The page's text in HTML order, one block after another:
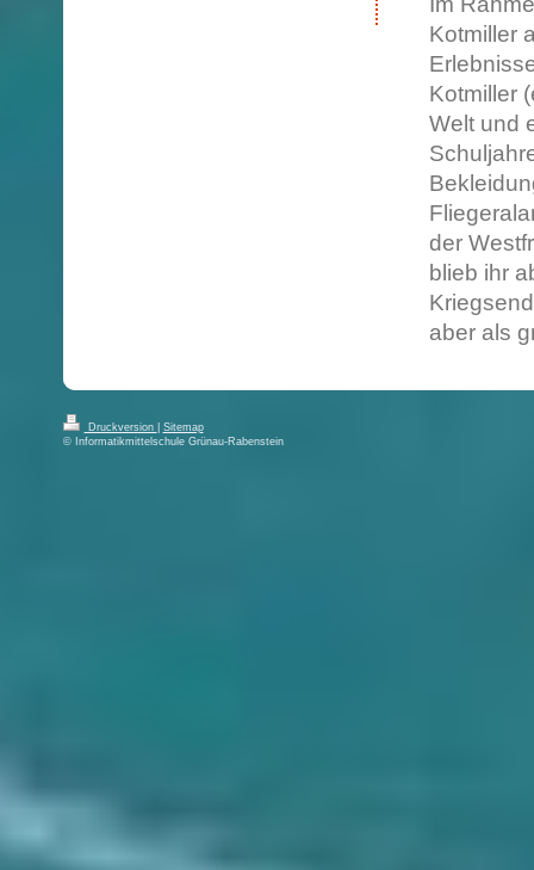
Kotmiller
Kotmiller
Welt und
der
blieb ihr
aber als
Druckversion
Sitemap
© Informatikmittelschule Grünau-Rabenstein